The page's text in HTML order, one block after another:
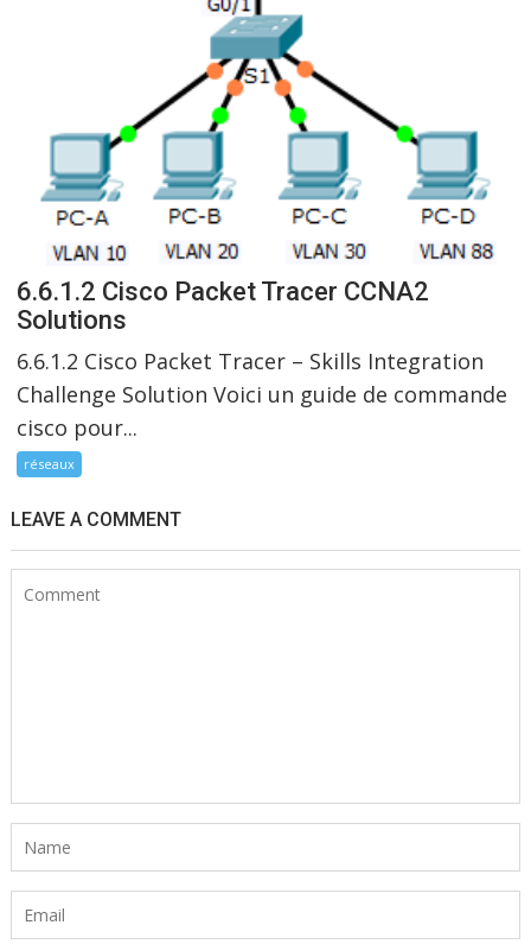
6.6.1.2 Cisco Packet Tracer CCNA2
Solutions
6.6.1.2 Cisco Packet Tracer – Skills Integration
Challenge Solution Voici un guide de commande
cisco pour...
réseaux
LEAVE A COMMENT